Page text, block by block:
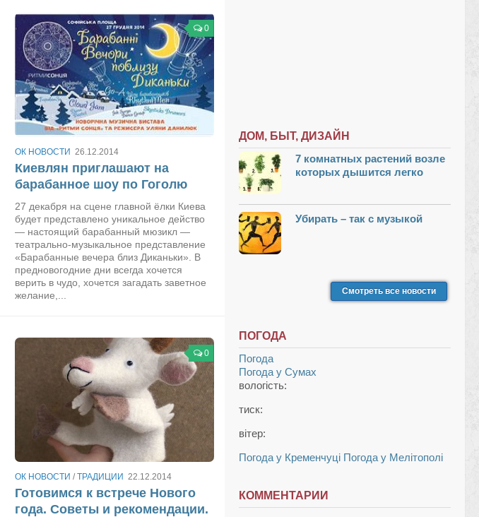
0
ОК НОВОСТИ 26.12.2014
Киевлян приглашают на
барабанное шоу по Гоголю
27 декабря на сцене главной ёлки Киева
будет представлено уникальное действо
— настоящий барабанный мюзикл —
театрально-музыкальное представление
«Барабанные вечера близ Диканьки». В
предновогодние дни всегда хочется
верить в чудо, хочется загадать заветное
желание,...
0
ОК НОВОСТИ /ТРАДИЦИИ 22.12.2014
Готовимся к встрече Нового
года. Советы и рекомендации.
ДОМ, БЫТ, ДИЗАЙН
7 комнатных растений возле
которых дышится легко
Убирать – так с музыкой
Смотреть все новости
ПОГОДА
Погода
Погода у Сумах
вологість:
тиск:
вітер:
Погода у Кременчуці Погода у Мелітополі
КОММЕНТАРИИ